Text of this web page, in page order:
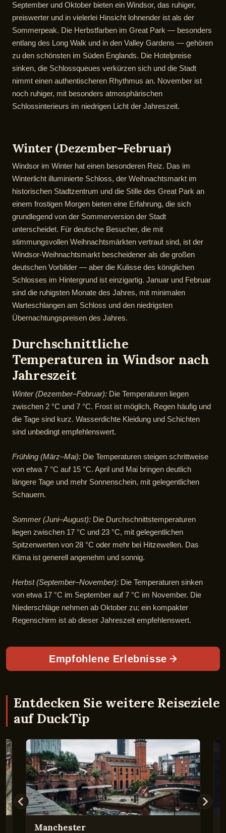
September und Oktober bieten ein Windsor, das ruhiger,
preiswerter und in vielerlei Hinsicht lohnender ist als der
Sommerpeak. Die Herbstfarben im Great Park — besonders
entlang des Long Walk und in den Valley Gardens — gehören
zu den schönsten im Süden Englands. Die Hotelpreise
sinken, die Schlossqueues verkürzen sich und die Stadt
nimmt einen authentischeren Rhythmus an. November ist
noch ruhiger, mit besonders atmosphärischen
Schlossinterieurs im niedrigen Licht der Jahreszeit.
Winter (Dezember–Februar)
Windsor im Winter hat einen besonderen Reiz. Das im
Winterlicht illuminierte Schloss, der Weihnachtsmarkt im
historischen Stadtzentrum und die Stille des Great Park an
einem frostigen Morgen bieten eine Erfahrung, die sich
grundlegend von der Sommerversion der Stadt
unterscheidet. Für deutsche Besucher, die mit
stimmungsvollen Weihnachtsmärkten vertraut sind, ist der
Windsor-Weihnachtsmarkt bescheidener als die großen
deutschen Vorbilder — aber die Kulisse des königlichen
Schlosses im Hintergrund ist einzigartig. Januar und Februar
sind die ruhigsten Monate des Jahres, mit minimalen
Warteschlangen am Schloss und den niedrigsten
Übernachtungspreisen des Jahres.
Durchschnittliche
Temperaturen in Windsor nach
Jahreszeit
Winter (Dezember–Februar): Die Temperaturen liegen
zwischen 2 °C und 7 °C. Frost ist möglich, Regen häufig und
die Tage sind kurz. Wasserdichte Kleidung und Schichten
sind unbedingt empfehlenswert.
Frühling (März–Mai): Die Temperaturen steigen schrittweise
von etwa 7 °C auf 15 °C. April und Mai bringen deutlich
längere Tage und mehr Sonnenschein, mit gelegentlichen
Schauern.
Sommer (Juni–August): Die Durchschnittstemperaturen
liegen zwischen 17 °C und 23 °C, mit gelegentlichen
Spitzenwerten von 28 °C oder mehr bei Hitzewellen. Das
Klima ist generell angenehm und sonnig.
Herbst (September–November): Die Temperaturen sinken
von etwa 17 °C im September auf 7 °C im November. Die
Niederschläge nehmen ab Oktober zu; ein kompakter
Regenschirm ist ab dieser Jahreszeit empfehlenswert.
Empfohlene Erlebnisse
Entdecken Sie weitere Reiseziele
auf DuckTip
Manchester